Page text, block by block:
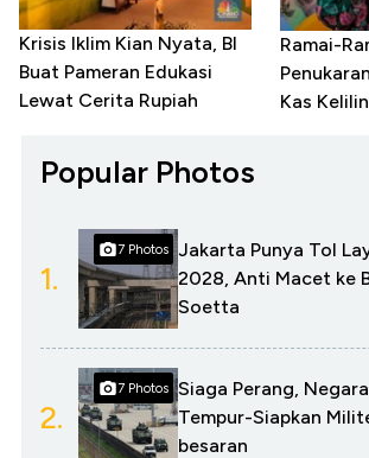
Krisis Iklim Kian Nyata, BI
Buat Pameran Edukasi
Lewat Cerita Rupiah
Ramai-
Kas
Popular Photos
1.
7 Photos
Jakarta Punya Tol
2028, Anti Macet ke
Soetta
2.
7 Photos
Siaga Perang,
Tempur-Siapkan
besaran